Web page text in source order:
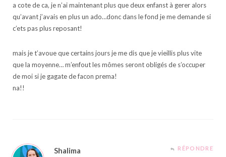
a cote de ca, je n’ai maintenant plus que deux enfanst à gerer alors
qu’avant j’avais en plus un ado…donc dans le fond je me demande si
c’ets pas plus reposant!
mais je t’avoue que certains jours je me dis que je vieillis plus vite
que la moyenne… m’enfout les mômes seront obligés de s’occuper
de moi si je gagate de facon prema!
na!!
Shalima RÉPONDRE